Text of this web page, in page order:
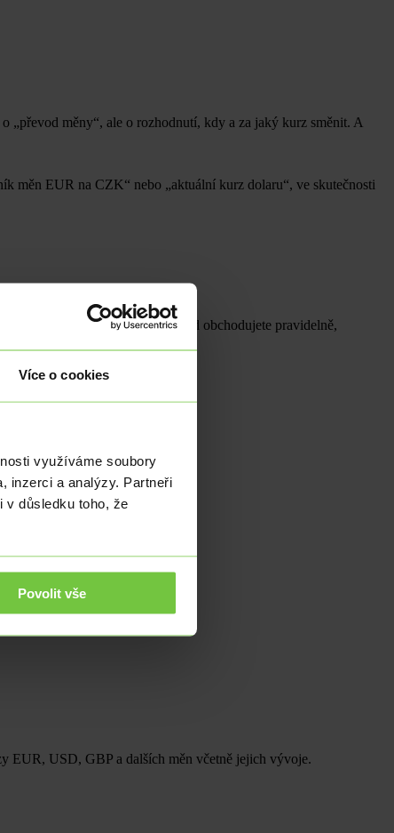
Více o cookies
využíváme soubory
inzerci a analýzy. Partneři
v důsledku toho, že
Povolit vše
„převod měny“, ale o rozhodnutí, kdy a za jaký kurz směnit. A
měn EUR na CZK“ nebo „aktuální kurz dolaru“, ve skutečnosti
za který směňujete. Pokud obchodujete pravidelně,
EUR, USD, GBP a dalších měn včetně jejich vývoje.